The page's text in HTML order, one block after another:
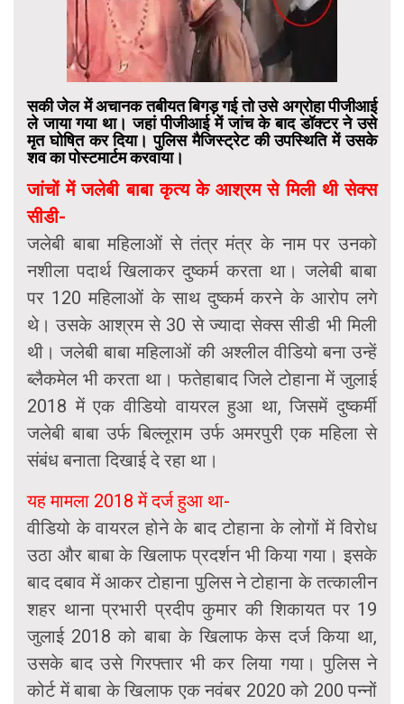
सकी जेल में अचानक तबीयत बिगड़ गई तो उसे अग्रोहा पीजीआई
ले जाया गया था। जहां पीजीआई में जांच के बाद डॉक्टर ने उसे
मृत घोषित कर दिया। पुलिस मैजिस्ट्रेट की उपस्थिति में उसके
शव का पोस्टमार्टम करवाया।
जांचों में जलेबी बाबा कृत्य के आश्रम से मिली थी सेक्स
सीडी-
जलेबी बाबा महिलाओं से तंत्र मंत्र के नाम पर उनको
नशीला पदार्थ खिलाकर दुष्कर्म करता था। जलेबी बाबा
पर 120 महिलाओं के साथ दुष्कर्म करने के आरोप लगे
थे। उसके आश्रम से 30 से ज्यादा सेक्स सीडी भी मिली
थी। जलेबी बाबा महिलाओं की अश्लील वीडियो बना उन्हें
ब्लैकमेल भी करता था। फतेहाबाद जिले टोहाना में जुलाई
2018 में एक वीडियो वायरल हुआ था, जिसमें दुष्कर्मी
जलेबी बाबा उर्फ बिल्लूराम उर्फ अमरपुरी एक महिला से
संबंध बनाता दिखाई दे रहा था।
यह मामला 2018 में दर्ज हुआ था-
वीडियो के वायरल होने के बाद टोहाना के लोगों में विरोध
उठा और बाबा के ‌खिलाफ प्रदर्शन भी किया गया। इसके
बाद दबाव में आकर टोहाना पुलिस ने टोहाना के तत्कालीन
शहर थाना प्रभारी प्रदीप कुमार की शिकायत पर 19
जुलाई 2018 को बाबा के खिलाफ केस दर्ज किया था,
उसके बाद उसे गिरफ्तार भी कर लिया गया। पुलिस ने
कोर्ट में बाबा के खिलाफ एक नवंबर 2020 को 200 पन्नों